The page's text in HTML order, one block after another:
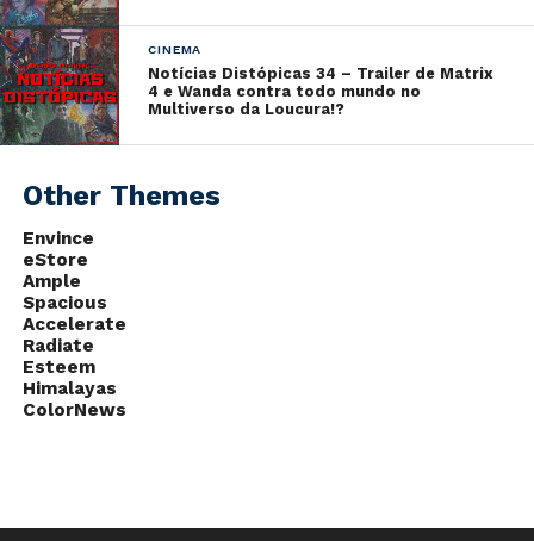
iTunes
Overcast
Bayonetta (00:02:30)
Devil May Cry V (00:17:30)
Observer (00:38:06)
Persona 5 (00:52:18)
CINEMA
Notícias Distópicas 34 – Trailer de Matrix
4 e Wanda contra todo mundo no
Multiverso da Loucura!?
Other Themes
Envince
eStore
Ample
Spacious
Accelerate
Radiate
Esteem
Himalayas
ColorNews